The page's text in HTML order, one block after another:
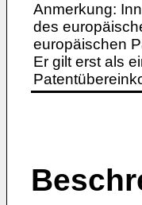
Anmerkung:
des
europäischen
Er gilt erst als